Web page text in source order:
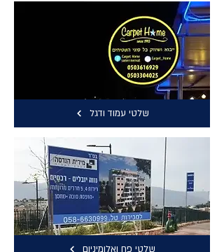
שלטי עמוד ודגל
שלטי פח ואלומיניום